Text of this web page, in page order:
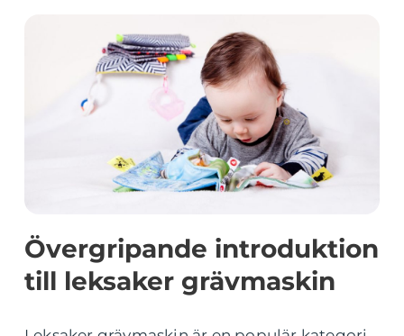
Övergripande introduktion
till leksaker grävmaskin